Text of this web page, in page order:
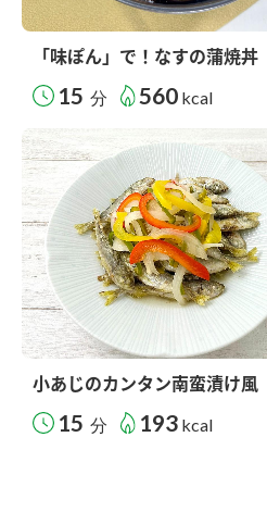
「味ぽん」で！なすの蒲焼丼
15 分 560 kcal
小あじのカンタン南蛮漬け風
15 分 193 kcal